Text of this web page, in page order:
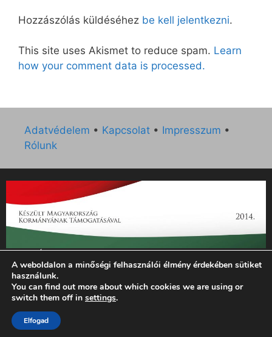
Hozzászólás küldéséhez be kell jelentkezni.
This site uses Akismet to reduce spam. Learn
how your comment data is processed.
Adatvédelem • Kapcsolat • Impresszum •
Rólunk
„Az Új Ember katolikus hetilap 2014. évi működésének
támogatását az EGYH-KCP-14-P-0121 sz. támogatási
szerződés keretében 3 000 000 Ft összegben támogatta az
Emberi Erőforrások Minisztériuma.”
© 2026 Magyar Kurír - Új Ember
A weboldalon a minőségi felhasználói élmény érdekében sütiket
használunk.
You can find out more about which cookies we are using or
switch them off in settings.
Elfogad